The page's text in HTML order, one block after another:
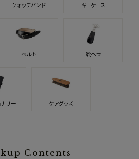
ウォッチバンド キーケース
ベルト 靴ベラ
ナリー ケアグッズ
Contents